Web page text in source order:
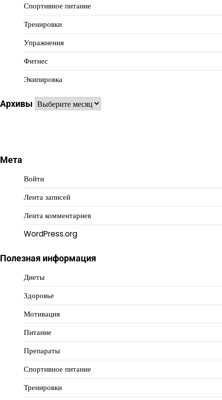
Спортивное питание
Тренировки
Упражнения
Фитнес
Экипировка
Архивы Архивы
Мета
Войти
Лента записей
Лента комментариев
WordPress.org
Полезная информация
Диеты
Здоровье
Мотивация
Питание
Препараты
Спортивное питание
Тренировки